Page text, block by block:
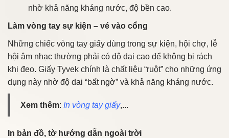
nhờ khả năng kháng nước, độ bền cao.
Làm vòng tay sự kiện – vé vào cổng
Những chiếc vòng tay giấy dùng trong sự kiện, hội chợ, lễ
hội âm nhạc thường phải có độ dai cao để không bị rách
khi đeo. Giấy Tyvek chính là chất liệu “ruột” cho những ứng
dụng này nhờ độ dai “bất ngờ” và khả năng kháng nước.
Xem thêm: In vòng tay giấy,...
In bản đồ, tờ hướng dẫn ngoài trời